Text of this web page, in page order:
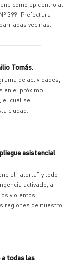
como epicentro al
399 "Prefectura
vecinas.
Tomás.
de actividades,
en el próximo
el cual se
ciudad.
asistencial
el "alerta" y todo
activado, a
violentos
regiones de nuestro
todas las